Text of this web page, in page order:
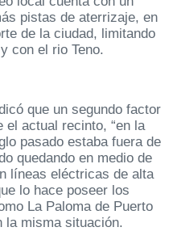
pistas de aterrizaje, en
de la ciudad, limitando
con el rio Teno.
que un segundo factor
el actual recinto, “en la
pasado estaba fuera de
quedando en medio de
líneas eléctricas de alta
lo hace poseer los
La Paloma de Puerto
la misma situación.